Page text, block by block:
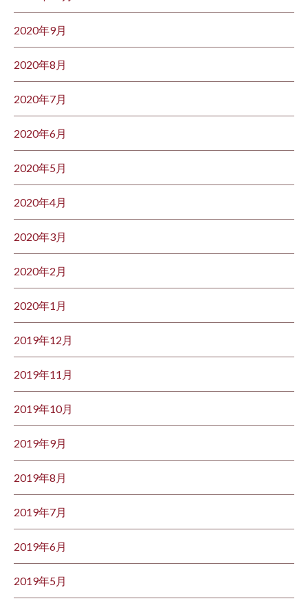
2020年9月
2020年8月
2020年7月
2020年6月
2020年5月
2020年4月
2020年3月
2020年2月
2020年1月
2019年12月
2019年11月
2019年10月
2019年9月
2019年8月
2019年7月
2019年6月
2019年5月